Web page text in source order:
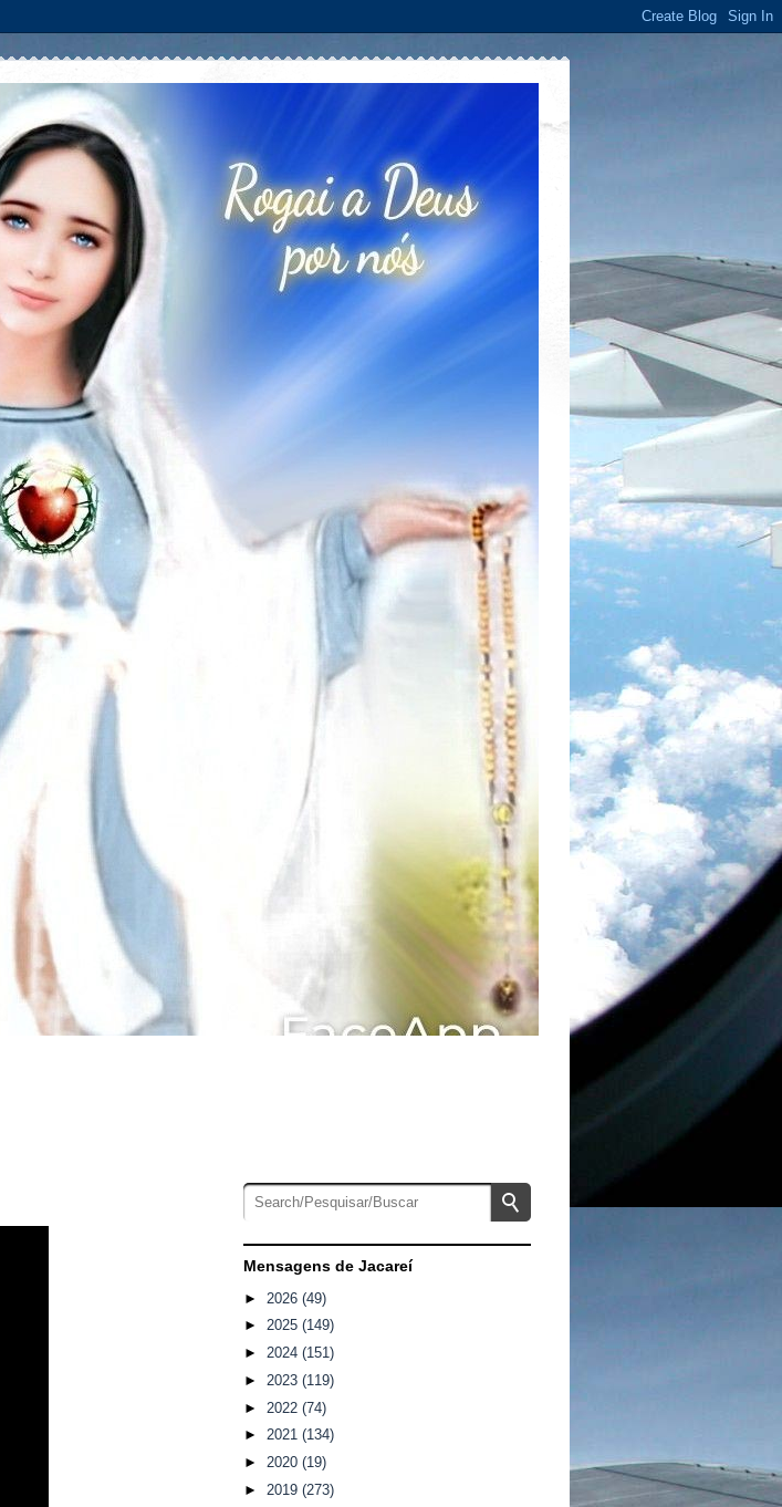
Mensagens de Jacareí
► 2026 (49)
► 2025 (149)
► 2024 (151)
► 2023 (119)
► 2022 (74)
► 2021 (134)
► 2020 (19)
► 2019 (273)